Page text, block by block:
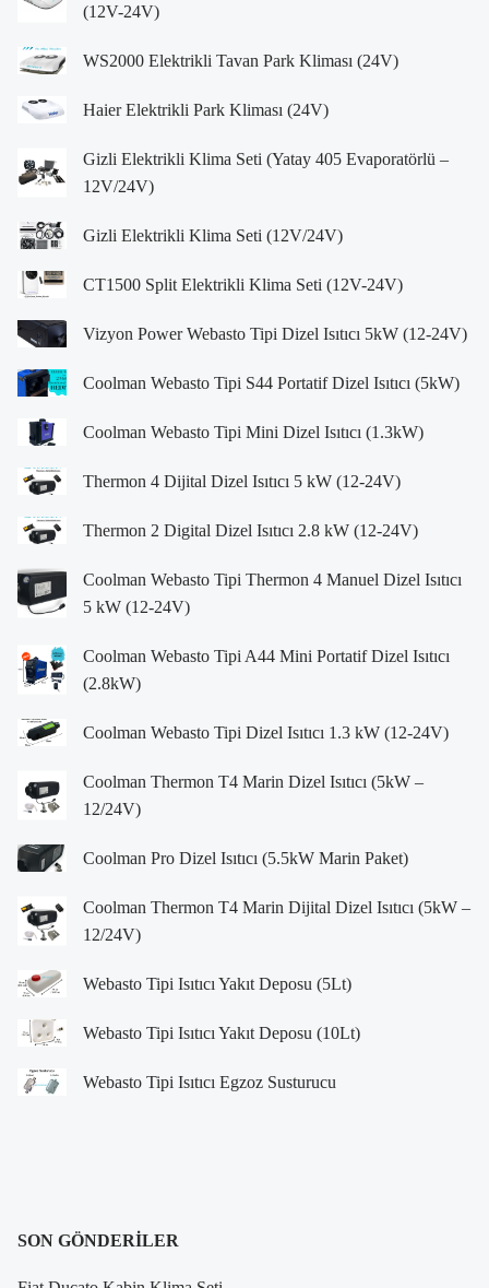
(12V-24V)
WS2000 Elektrikli Tavan Park Kliması (24V)
Haier Elektrikli Park Kliması (24V)
Gizli Elektrikli Klima Seti (Yatay 405 Evaporatörlü –
12V/24V)
Gizli Elektrikli Klima Seti (12V/24V)
CT1500 Split Elektrikli Klima Seti (12V-24V)
Vizyon Power Webasto Tipi Dizel Isıtıcı 5kW (12-24V)
Coolman Webasto Tipi S44 Portatif Dizel Isıtıcı (5kW)
Coolman Webasto Tipi Mini Dizel Isıtıcı (1.3kW)
Thermon 4 Dijital Dizel Isıtıcı 5 kW (12-24V)
Thermon 2 Digital Dizel Isıtıcı 2.8 kW (12-24V)
Coolman Webasto Tipi Thermon 4 Manuel Dizel Isıtıcı
5 kW (12-24V)
Coolman Webasto Tipi A44 Mini Portatif Dizel Isıtıcı
(2.8kW)
Coolman Webasto Tipi Dizel Isıtıcı 1.3 kW (12-24V)
Coolman Thermon T4 Marin Dizel Isıtıcı (5kW –
12/24V)
Coolman Pro Dizel Isıtıcı (5.5kW Marin Paket)
Coolman Thermon T4 Marin Dijital Dizel Isıtıcı (5kW –
12/24V)
Webasto Tipi Isıtıcı Yakıt Deposu (5Lt)
Webasto Tipi Isıtıcı Yakıt Deposu (10Lt)
Webasto Tipi Isıtıcı Egzoz Susturucu
SON GÖNDERILER